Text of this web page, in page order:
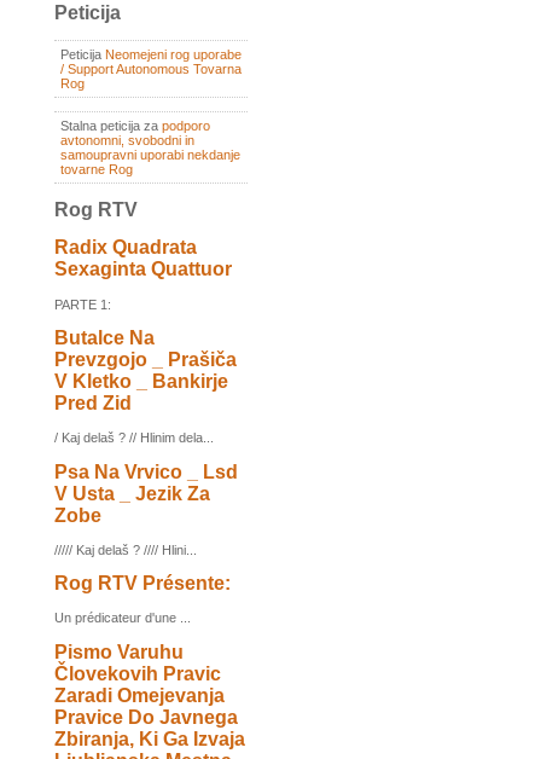
Peticija
Peticija Neomejeni rog uporabe
/ Support Autonomous Tovarna
Rog
Stalna peticija za podporo
avtonomni, svobodni in
samoupravni uporabi nekdanje
tovarne Rog
Rog RTV
Radix Quadrata
Sexaginta Quattuor
PARTE 1:
Butalce Na
Prevzgojo _ Prašiča
V Kletko _ Bankirje
Pred Zid
/ Kaj delaš ? // Hlinim dela...
Psa Na Vrvico _ Lsd
V Usta _ Jezik Za
Zobe
///// Kaj delaš ? //// Hlini...
Rog RTV Présente:
Un prédicateur d'une ...
Pismo Varuhu
Človekovih Pravic
Zaradi Omejevanja
Pravice Do Javnega
Zbiranja, Ki Ga Izvaja